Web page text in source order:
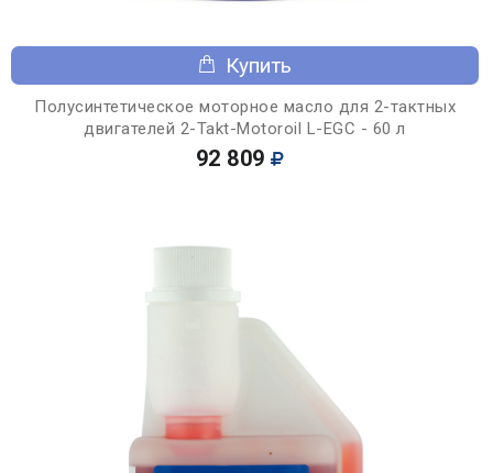
Купить
Полусинтетическое моторное масло для 2-тактных
двигателей 2-Takt-Motoroil L-EGC - 60 л
92 809